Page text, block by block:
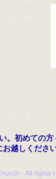
初めての方
越しください
- All rights